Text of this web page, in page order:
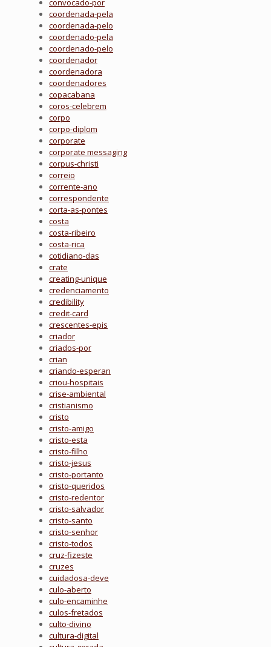
convocado-por
coordenada-pela
coordenada-pelo
coordenado-pela
coordenado-pelo
coordenador
coordenadora
coordenadores
copacabana
coros-celebrem
corpo
corpo-diplom
corporate
corporate messaging
corpus-christi
correio
corrente-ano
correspondente
corta-as-pontes
costa
costa-ribeiro
costa-rica
cotidiano-das
crate
creating-unique
credenciamento
credibility
credit-card
crescentes-epis
criador
criados-por
crian
criando-esperan
criou-hospitais
crise-ambiental
cristianismo
cristo
cristo-amigo
cristo-esta
cristo-filho
cristo-jesus
cristo-portanto
cristo-queridos
cristo-redentor
cristo-salvador
cristo-santo
cristo-senhor
cristo-todos
cruz-fizeste
cruzes
cuidadosa-deve
culo-aberto
culo-encaminhe
culos-fretados
culto-divino
cultura-digital